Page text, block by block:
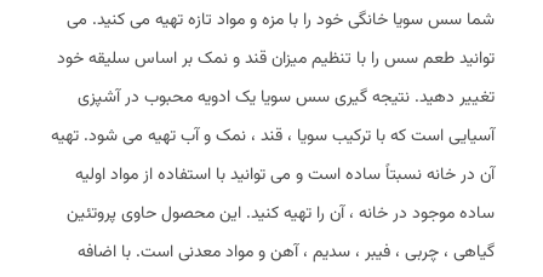
شما سس سویا خانگی خود را با مزه و مواد تازه تهیه می ‌کنید. می
‌توانید طعم سس را با تنظیم میزان قند و نمک بر اساس سلیقه خود
تغییر دهید. نتیجه گیری سس سویا یک ادویه محبوب در آشپزی
آسیایی است که با ترکیب سویا ، قند ، نمک و آب تهیه می ‌شود. تهیه
آن در خانه نسبتاً ساده است و می ‌توانید با استفاده از مواد اولیه
ساده موجود در خانه ، آن را تهیه کنید. این محصول حاوی پروتئین
گیاهی ، چربی ، فیبر ، سدیم ، آهن و مواد معدنی است. با اضافه